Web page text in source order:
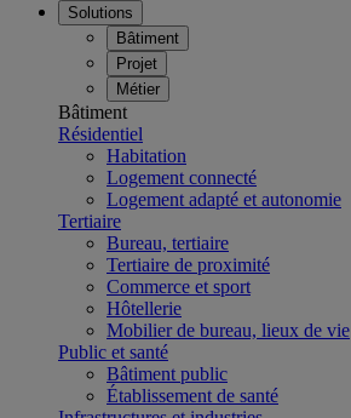
Solutions
Bâtiment
Projet
Métier
Bâtiment
Résidentiel
Habitation
Logement connecté
Logement adapté et autonomie
Tertiaire
Bureau, tertiaire
Tertiaire de proximité
Commerce et sport
Hôtellerie
Mobilier de bureau, lieux de vie
Public et santé
Bâtiment public
Établissement de santé